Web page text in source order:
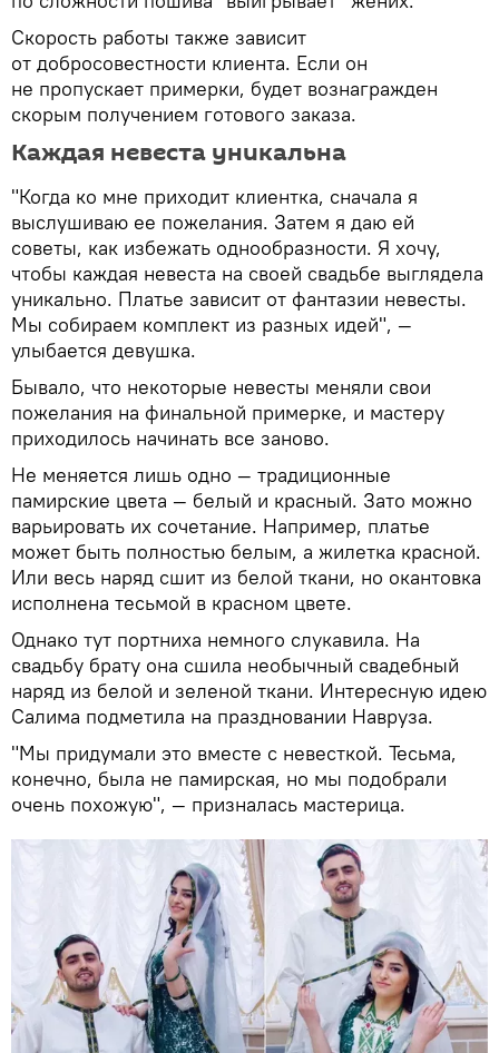
Скорость работы также зависит
от добросовестности клиента. Если он
не пропускает примерки, будет вознагражден
скорым получением готового заказа.
Каждая невеста уникальна
"Когда ко мне приходит клиентка, сначала я
выслушиваю ее пожелания. Затем я даю ей
советы, как избежать однообразности. Я хочу,
чтобы каждая невеста на своей свадьбе выглядела
уникально. Платье зависит от фантазии невесты.
Мы собираем комплект из разных идей", —
улыбается девушка.
Бывало, что некоторые невесты меняли свои
пожелания на финальной примерке, и мастеру
приходилось начинать все заново.
Не меняется лишь одно — традиционные
памирские цвета — белый и красный. Зато можно
варьировать их сочетание. Например, платье
может быть полностью белым, а жилетка красной.
Или весь наряд сшит из белой ткани, но окантовка
исполнена тесьмой в красном цвете.
Однако тут портниха немного слукавила. На
свадьбу брату она сшила необычный свадебный
наряд из белой и зеленой ткани. Интересную идею
Салима подметила на праздновании Навруза.
"Мы придумали это вместе с невесткой. Тесьма,
конечно, была не памирская, но мы подобрали
очень похожую", — призналась мастерица.